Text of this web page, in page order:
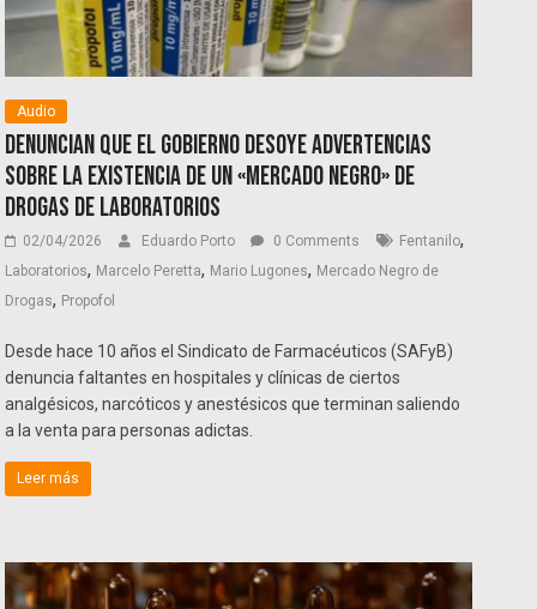
Audio
Denuncian que el Gobierno desoye advertencias
sobre la existencia de un «mercado negro» de
drogas de laboratorios
02/04/2026 Eduardo Porto 0 Comments Fentanilo,
Laboratorios, Marcelo Peretta, Mario Lugones, Mercado Negro de
Drogas, Propofol
Desde hace 10 años el Sindicato de Farmacéuticos (SAFyB)
denuncia faltantes en hospitales y clínicas de ciertos
analgésicos, narcóticos y anestésicos que terminan saliendo
a la venta para personas adictas.
Leer más